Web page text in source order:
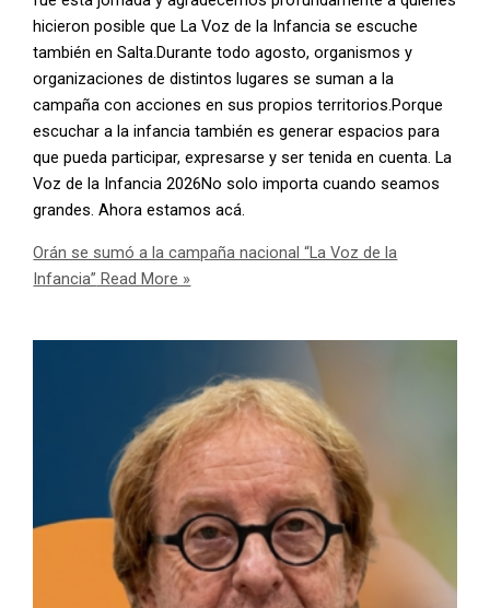
hicieron posible que La Voz de la Infancia se escuche
también en Salta.Durante todo agosto, organismos y
organizaciones de distintos lugares se suman a la
campaña con acciones en sus propios territorios.Porque
escuchar a la infancia también es generar espacios para
que pueda participar, expresarse y ser tenida en cuenta. La
Voz de la Infancia 2026No solo importa cuando seamos
grandes. Ahora estamos acá.
Orán se sumó a la campaña nacional “La Voz de la
Infancia” Read More »